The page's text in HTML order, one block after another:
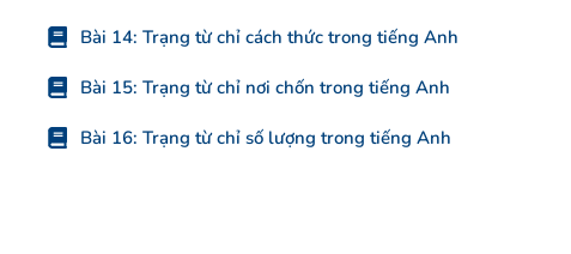
Bài 14: Trạng từ chỉ cách thức trong tiếng Anh
Bài 15: Trạng từ chỉ nơi chốn trong tiếng Anh
Bài 16: Trạng từ chỉ số lượng trong tiếng Anh